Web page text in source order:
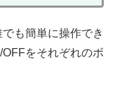
も簡単に操作でき
をそれぞれのボ